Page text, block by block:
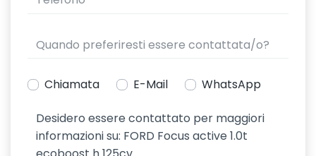
Chiamata E-Mail WhatsApp